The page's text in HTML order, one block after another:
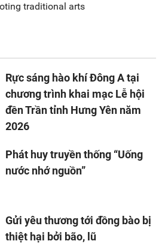
traditional arts
Rực sáng hào khí Đông A tại
chương trình khai mạc Lễ hội
đền Trần tỉnh Hưng Yên năm
2026
Phát huy truyền thống “Uống
nước nhớ nguồn”
Gửi yêu thương tới đồng bào bị
thiệt hại bởi bão, lũ